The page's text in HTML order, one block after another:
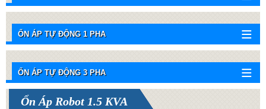
ỔN ÁP TỰ ĐỘNG 1 PHA
ỔN ÁP TỰ ĐỘNG 3 PHA
Ổn Áp Robot 1.5 KVA